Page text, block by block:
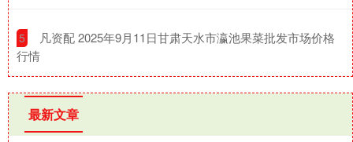
5
​凡资配 2025年9月11日甘肃天水市瀛池果菜批发市场价格
行情
最新文章